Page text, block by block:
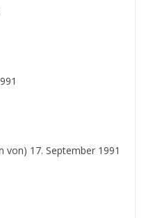
von) 17. September 1991